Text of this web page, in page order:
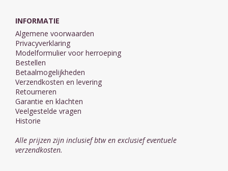
INFORMATIE
Algemene voorwaarden
Privacyverklaring
Modelformulier voor herroeping
Bestellen
Betaalmogelijkheden
Verzendkosten en levering
Retourneren
Garantie en klachten
Veelgestelde vragen
Historie
Alle prijzen zijn inclusief btw en exclusief eventuele
verzendkosten.